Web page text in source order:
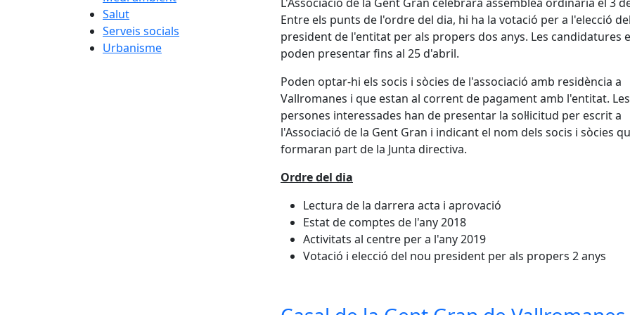
Salut
Serveis socials
Urbanisme
Entre els punts de l'ordre del dia, hi ha la votació per a l'elecció del
president de l'entitat per als propers dos anys. Les candidatures
poden presentar fins al 25 d'abril.
Poden optar-hi els socis i sòcies de l'associació amb residència a
Vallromanes i que estan al corrent de pagament amb l'entitat. Les
persones interessades han de presentar la sol·licitud per escrit a
l'Associació de la Gent Gran i indicant el nom dels socis i sòcies
formaran part de la Junta directiva.
Ordre del dia
Lectura de la darrera acta i aprovació
Estat de comptes de l'any 2018
Activitats al centre per a l'any 2019
Votació i elecció del nou president per als propers 2 anys